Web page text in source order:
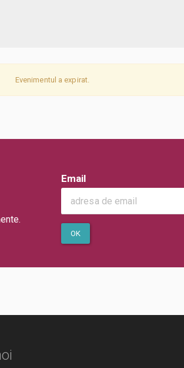
Evenimentul a expirat.
Email
OK